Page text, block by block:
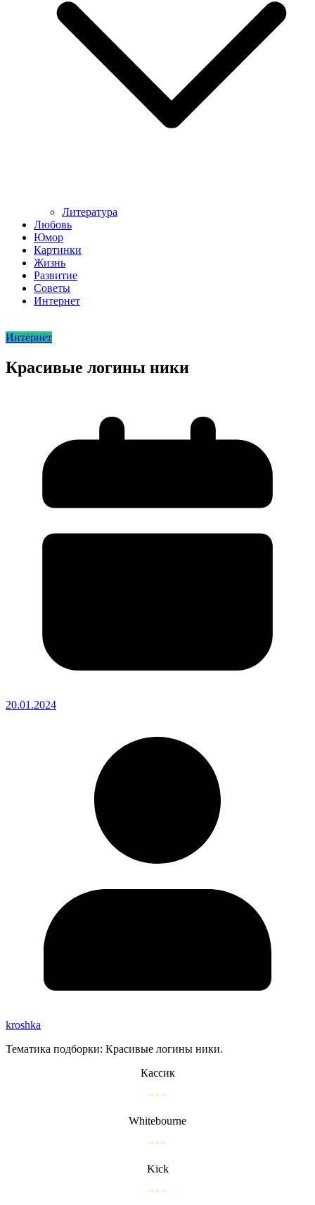
Литература
Любовь
Юмор
Картинки
Жизнь
Развитие
Советы
Интернет
Интернет
Красивые логины ники
20.01.2024
kroshka
Тематика подборки: Красивые логины ники.
Кассик
***
Whitebourne
***
Kick
***